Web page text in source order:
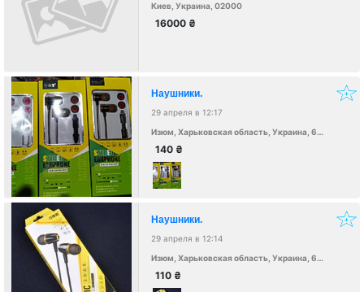
Киев, Украина, 02000
16000 ₴
Наушники.
29 апреля в 12:17
Изюм, Харьковская область, Украина, 64306
140 ₴
Наушники.
29 апреля в 12:14
Изюм, Харьковская область, Украина, 64306
110 ₴